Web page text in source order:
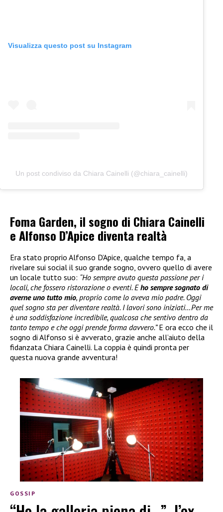
Visualizza questo post su Instagram
Un post condiviso da Chiara Cainelli (@chiara_cainelli)
Foma Garden, il sogno di Chiara Cainelli
e Alfonso D’Apice diventa realtà
Era stato proprio Alfonso D’Apice, qualche tempo fa, a
rivelare sui social il suo grande sogno, ovvero quello di avere
un locale tutto suo: “Ho sempre avuto questa passione per i
locali, che fossero ristorazione o eventi. Eho sempre sognato di
averne uno tutto mio, proprio come lo aveva mio padre. Oggi
quel sogno sta per diventare realtà. I lavori sono iniziati…Per me
è una soddisfazione incredibile, qualcosa che sentivo dentro da
tanto tempo e che oggi prende forma davvero.”E ora ecco che il
sogno di Alfonso si è avverato, grazie anche all’aiuto della
fidanzata Chiara Cainelli. La coppia è quindi pronta per
questa nuova grande avventura!
GOSSIP